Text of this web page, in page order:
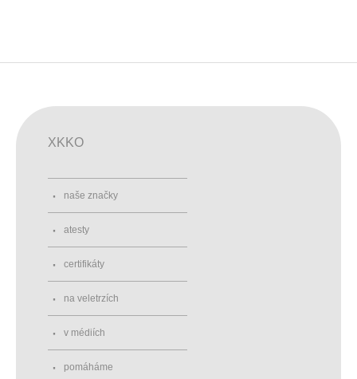
XKKO
naše značky
atesty
certifikáty
na veletrzích
v médiích
pomáháme